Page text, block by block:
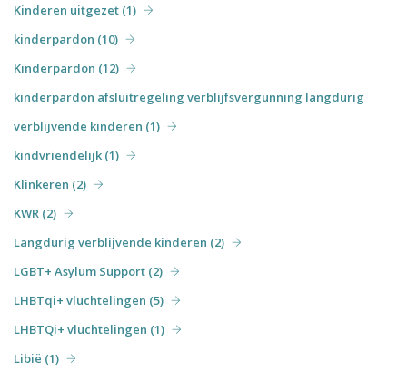
Kinderen uitgezet (1)
kinderpardon (10)
Kinderpardon (12)
kinderpardon afsluitregeling verblijfsvergunning langdurig
verblijvende kinderen (1)
kindvriendelijk (1)
Klinkeren (2)
KWR (2)
Langdurig verblijvende kinderen (2)
LGBT+ Asylum Support (2)
LHBTqi+ vluchtelingen (5)
LHBTQi+ vluchtelingen (1)
Libië (1)